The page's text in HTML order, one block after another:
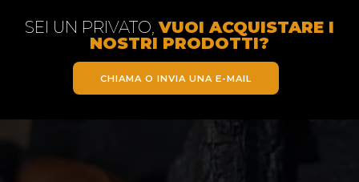
SEI UN PRIVATO,VUOI ACQUISTARE I
NOSTRI PRODOTTI?
CHIAMA O INVIA UNA E-MAIL